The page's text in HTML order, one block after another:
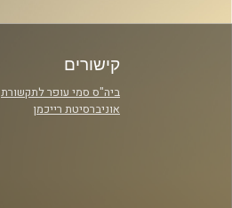
קישורים
ביה"ס סמי עופר לתקשורת
אוניברסיטת רייכמן